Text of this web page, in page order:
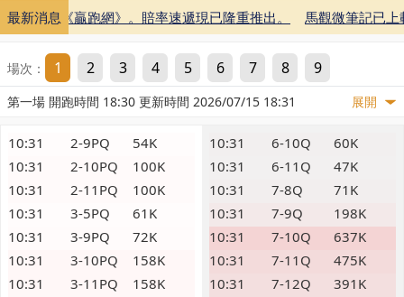
最新消息
上載至《贏跑網》。 賠率速遞現已隆重推出。 馬觀微筆記已上
場次： 1 2 3 4 5 6 7 8 9
第一場 開跑時間 18:30 更新時間 2026/07/15 18:31 展開
10:31 2-9PQ
54K
10:31
2-10PQ
100K
10:31
2-11PQ
100K
10:31
3-5PQ
61K
10:31
3-9PQ
72K
10:31
3-10PQ
158K
10:31
3-11PQ
158K
10:31 6-10Q
60K
10:31
6-11Q
47K
10:31
7-8Q
71K
10:31
7-9Q
198K
10:31
7-10Q
637K
10:31
7-11Q
475K
10:31
7-12Q
391K